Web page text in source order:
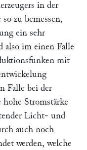
in der
zu bemessen,
ein sehr
also im einen Falle
mit
Falle bei der
Stromstärke
Licht- und
auch noch
werden, welche